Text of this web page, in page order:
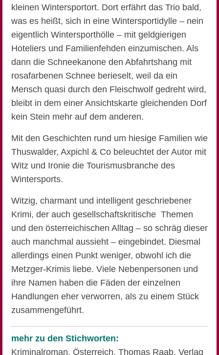
kleinen Wintersportort. Dort erfährt das Trio bald,
was es heißt, sich in eine Wintersportidylle – nein
eigentlich Wintersporthölle – mit geldgierigen
Hoteliers und Familienfehden einzumischen. Als
dann die Schneekanone den Abfahrtshang mit
rosafarbenen Schnee berieselt, weil da ein
Mensch quasi durch den Fleischwolf gedreht wird,
bleibt in dem einer Ansichtskarte gleichenden Dorf
kein Stein mehr auf dem anderen.
Mit den Geschichten rund um hiesige Familien wie
Thuswalder, Axpichl & Co beleuchtet der Autor mit
Witz und Ironie die Tourismusbranche des
Wintersports.
Witzig, charmant und intelligent geschriebener
Krimi, der auch gesellschaftskritische Themen
und den österreichischen Alltag – so schräg dieser
auch manchmal aussieht – eingebindet. Diesmal
allerdings einen Punkt weniger, obwohl ich die
Metzger-Krimis liebe. Viele Nebenpersonen und
ihre Namen haben die Fäden der einzelnen
Handlungen eher verworren, als zu einem Stück
zusammengeführt.
mehr zu den Stichworten:
Kriminalroman, Österreich, Thomas Raab, Verlag